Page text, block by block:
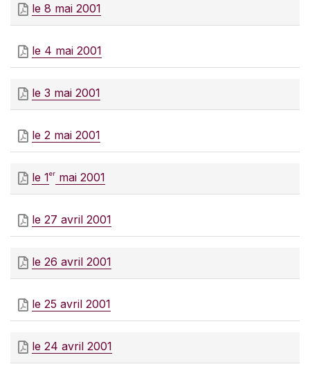
le 8 mai 2001
le 4 mai 2001
le 3 mai 2001
le 2 mai 2001
le 1er mai 2001
le 27 avril 2001
le 26 avril 2001
le 25 avril 2001
le 24 avril 2001